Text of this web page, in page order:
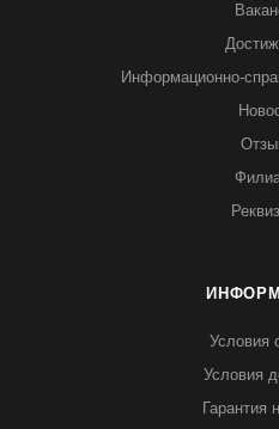
Информационно-
Условия
Условия
Гарантия